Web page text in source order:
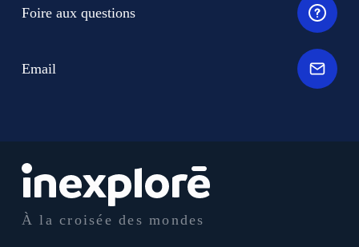
À la croisée des mondes
Foire aux questions
Email